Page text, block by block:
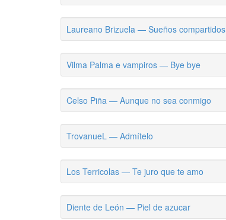
Laureano Brizuela — Sueños compartidos
Vilma Palma e vampiros — Bye bye
Celso Piña — Aunque no sea conmigo
TrovanueL — Admítelo
Los Terricolas — Te juro que te amo
Diente de León — Piel de azucar